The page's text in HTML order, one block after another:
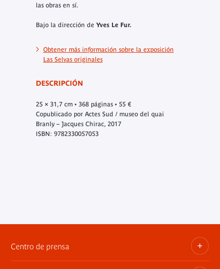
las obras en sí.
Bajo la dirección de Yves Le Fur.
Obtener más información sobre la exposición
Las Selvas originales
DESCRIPCIÓN
25 × 31,7 cm • 368 páginas • 55 €
Copublicado por Actes Sud / museo del quai
Branly – Jacques Chirac, 2017
ISBN: 9782330057053
Centro de prensa